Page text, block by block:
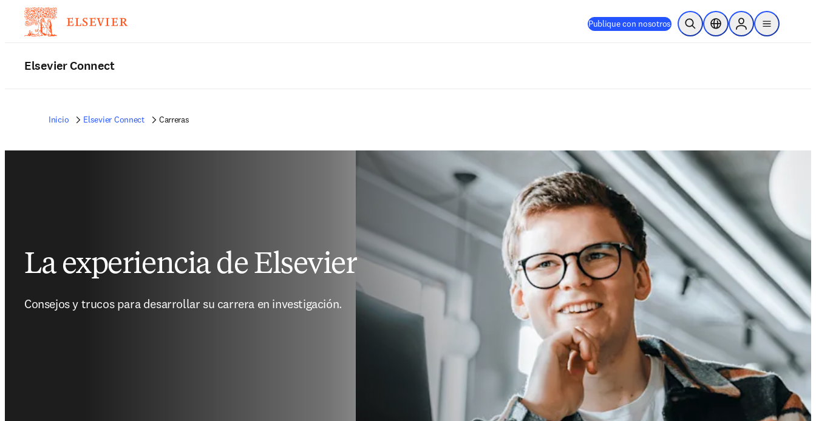
Publique con nosotros Abrir búsquedaSelector de ubicación
Sign in to products
menu
Elsevier Connect
Inicio Elsevier Connect Carreras
La experiencia de Elsevier
Consejos y trucos para desarrollar su carrera en investigación.